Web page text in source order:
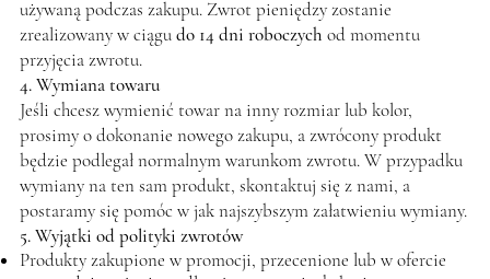
używaną podczas zakupu. Zwrot pieniędzy zostanie
zrealizowany w ciągudo 14 dni roboczych od momentu
przyjęcia zwrotu.
4. Wymiana towaru
Jeśli chcesz wymienić towar na inny rozmiar lub kolor,
prosimy o dokonanie nowego zakupu, a zwrócony produkt
będzie podlegał normalnym warunkom zwrotu. W przypadku
wymiany na ten sam produkt, skontaktuj się z nami, a
postaramy się pomóc w jak najszybszym załatwieniu wymiany.
5. Wyjątki od polityki zwrotów
Produkty zakupione w promocji, przecenione lub w ofercie